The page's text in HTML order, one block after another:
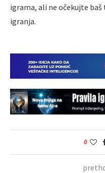
igrama, ali ne očekujte
igranja.
0